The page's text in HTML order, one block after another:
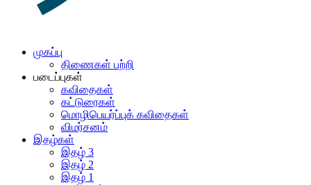
முகப்பு
திணைகள் பற்றி
படைப்புகள்
கவிதைகள்
கட்டுரைகள்
மொழிபெயர்ப்புக் கவிதைகள்
விமர்சனம்
இதழ்கள்
இதழ் 3
இதழ் 2
இதழ் 1